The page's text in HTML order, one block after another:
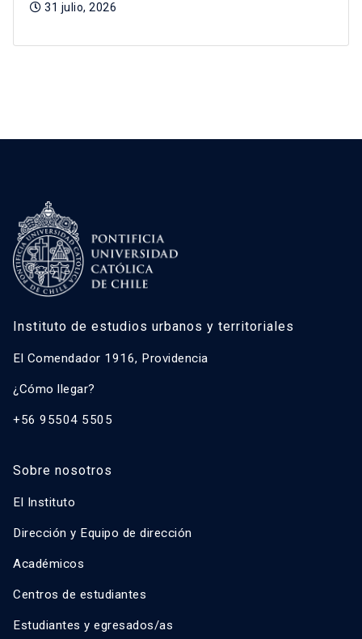
31 julio, 2026
Instituto de estudios urbanos y territoriales
El Comendador 1916, Providencia
¿Cómo llegar?
+56 95504 5505
Sobre nosotros
El Instituto
Dirección y Equipo de dirección
Académicos
Centros de estudiantes
Estudiantes y egresados/as